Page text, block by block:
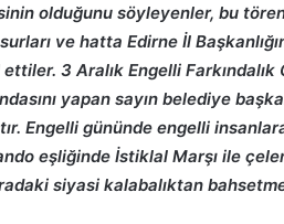
olduğunu söyleyenler, bu
ve hatta Edirne İl
3 Aralık Engelli Farkındalık
yapan sayın belediye
Engelli gününde engelli insanlara
eşliğinde İstiklal Marşı ile
siyasi kalabalıktan